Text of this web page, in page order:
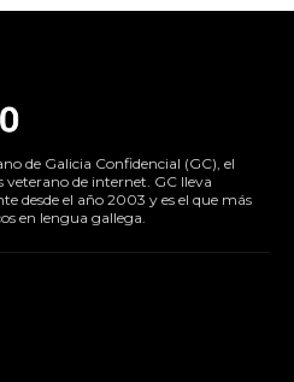
de Galicia Confidencial (GC), el
de internet. GC lleva
desde el año 2003 y es el que más
en lengua gallega.